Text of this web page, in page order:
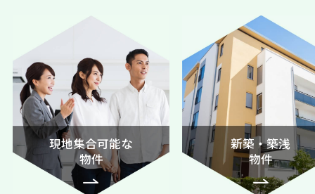
現地集合可能な
物件
新築・築浅
物件